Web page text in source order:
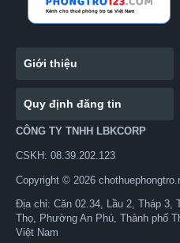
Giới thiệu
Quy định đăng tin
CÔNG TY TNHH LBKCORP
CSKH: 08.39.202.123
Copyright © 2026
Địa chỉ: Căn 02.34, Lầu 2, Tháp 3,
Thọ, Phường An Phú, Thành phố
Việt Nam